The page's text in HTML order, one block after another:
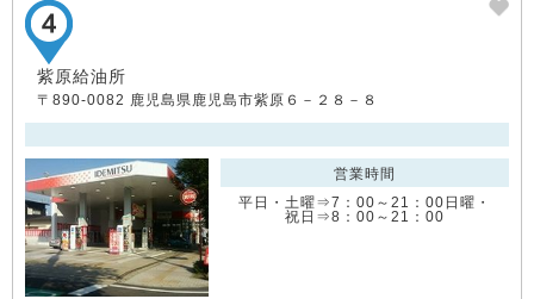
紫原給油所
〒890-0082 鹿児島県鹿児島市紫原６－２８－８
営業時間
平日・土曜⇒7：00～21：00日曜・
祝日⇒8：00～21：00